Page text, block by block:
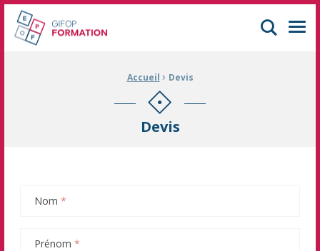
GIFOP Formation Centre de formation continue à Mulhouse
Accueil › Devis
Devis
Nom *
Prénom *